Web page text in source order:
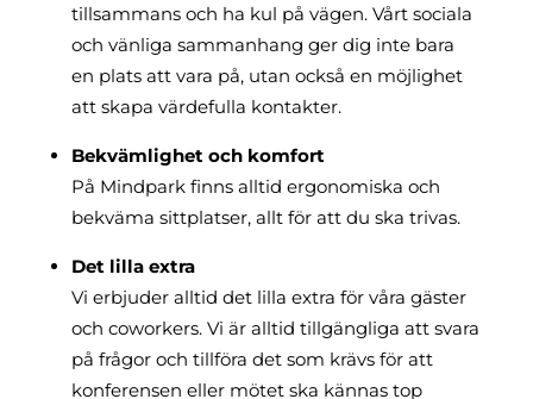
tillsammans och ha kul på vägen. Vårt sociala
och vänliga sammanhang ger dig inte bara
en plats att vara på, utan också en möjlighet
att skapa värdefulla kontakter.
Bekvämlighet och komfort
På Mindpark finns alltid ergonomiska och
bekväma sittplatser, allt för att du ska trivas.
Det lilla extra
Vi erbjuder alltid det lilla extra för våra gäster
och coworkers. Vi är alltid tillgängliga att svara
på frågor och tillföra det som krävs för att
konferensen eller mötet ska kännas top